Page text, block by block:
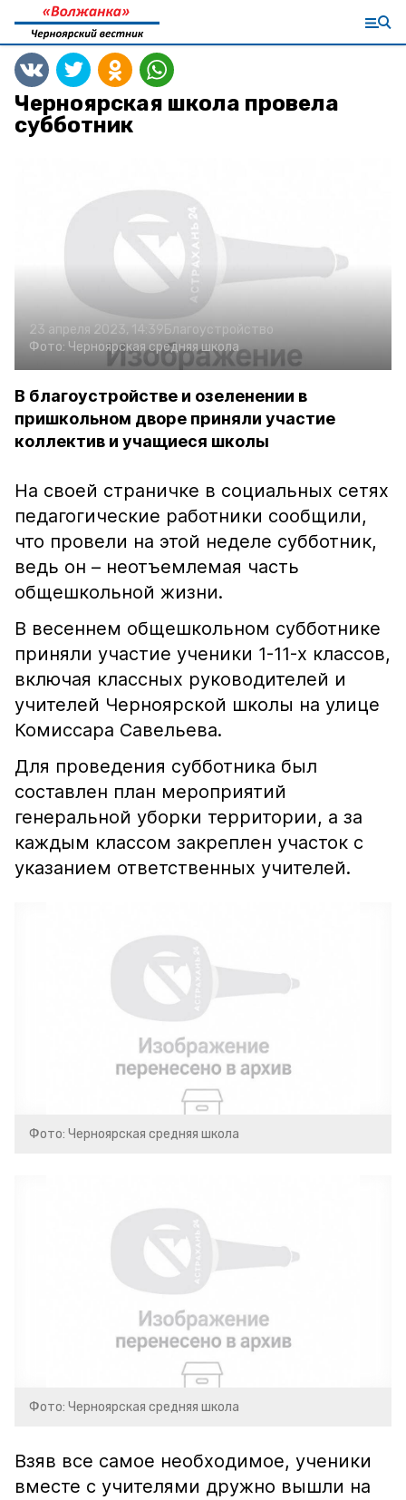
Черноярская школа провела
субботник
23 апреля 2023, 14:39Благоустройство
Фото: Черноярская средняя школа
В благоустройстве и озеленении в
пришкольном дворе приняли участие
коллектив и учащиеся школы
На своей страничке в социальных сетях
педагогические работники сообщили,
что провели на этой неделе субботник,
ведь он – неотъемлемая часть
общешкольной жизни.
В весеннем общешкольном субботнике
приняли участие ученики 1-11-х классов,
включая классных руководителей и
учителей Черноярской школы на улице
Комиссара Савельева.
Для проведения субботника был
составлен план мероприятий
генеральной уборки территории, а за
каждым классом закреплен участок с
указанием ответственных учителей.
Фото: Черноярская средняя школа
Фото: Черноярская средняя школа
Взяв все самое необходимое, ученики
вместе с учителями дружно вышли на